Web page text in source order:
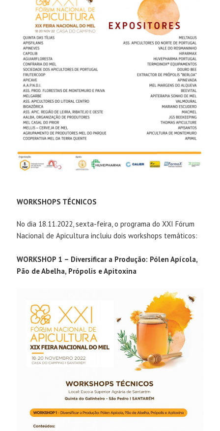
WORKSHOPS TÉCNICOS
No dia 18.11.2022, sexta-feira, o programa do XXI Fórum
Nacional de Apicultura incluiu dois workshops temáticos:
WORKSHOP 1 – Diversificar a Produção: Pólen Apícola,
Pão de Abelha, Própolis e Apitoxina